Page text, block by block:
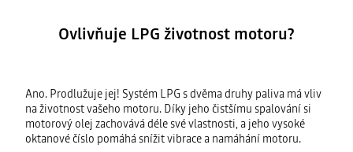
Ovlivňuje LPG životnost motoru?
Ano. Prodlužuje jej! Systém LPG s dvěma druhy paliva má vliv
na životnost vašeho motoru. Díky jeho čistšímu spalování si
motorový olej zachovává déle své vlastnosti, a jeho vysoké
oktanové číslo pomáhá snížit vibrace a namáhání motoru.